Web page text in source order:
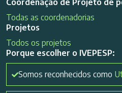
Todas as coordenadorias
Projetos
Todos os projetos
Porque escolher o IVEPESP:
Somos reconhecidos como